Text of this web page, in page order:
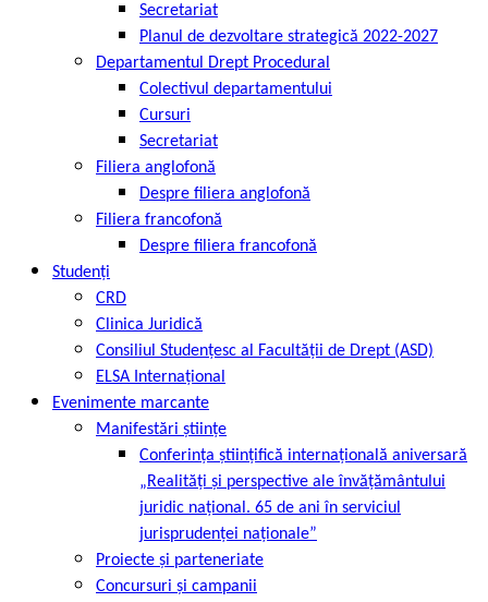
Secretariat
Planul de dezvoltare strategică 2022-2027
Departamentul Drept Procedural
Colectivul departamentului
Cursuri
Secretariat
Filiera anglofonă
Despre filiera anglofonă
Filiera francofonă
Despre filiera francofonă
Studenți
CRD
Clinica Juridică
Consiliul Studențesc al Facultății de Drept (ASD)
ELSA Internațional
Evenimente marcante
Manifestări științe
Conferința științifică internațională aniversară
„Realități și perspective ale învățământului
juridic național. 65 de ani în serviciul
jurisprudenței naționale”
Proiecte și parteneriate
Concursuri și campanii